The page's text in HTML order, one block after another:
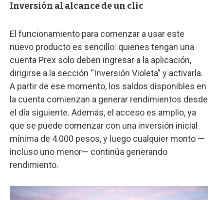
Inversión al alcance de un clic
El funcionamiento para comenzar a usar este
nuevo producto es sencillo: quienes tengan una
cuenta Prex solo deben ingresar a la aplicación,
dirigirse a la sección “Inversión Violeta” y activarla.
A partir de ese momento, los saldos disponibles en
la cuenta comienzan a generar rendimientos desde
el día siguiente. Además, el acceso es amplio, ya
que se puede comenzar con una inversión inicial
mínima de 4.000 pesos, y luego cualquier monto —
incluso uno menor— continúa generando
rendimiento.